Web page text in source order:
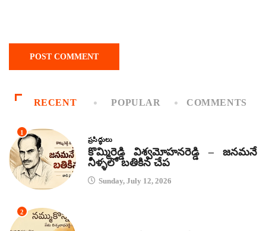
RECENT POPULAR COMMENTS
1
ప్రసిద్ధులు
కొమ్మిరెడ్డి విశ్వమోహనరెడ్డి – జనమనే
నీళ్ళలో బతికిన చేప
Sunday, July 12, 2026
2